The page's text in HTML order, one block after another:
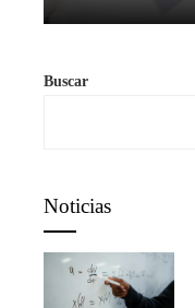
Buscar
Noticias